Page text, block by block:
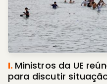
I. Ministros da UE
para discutir